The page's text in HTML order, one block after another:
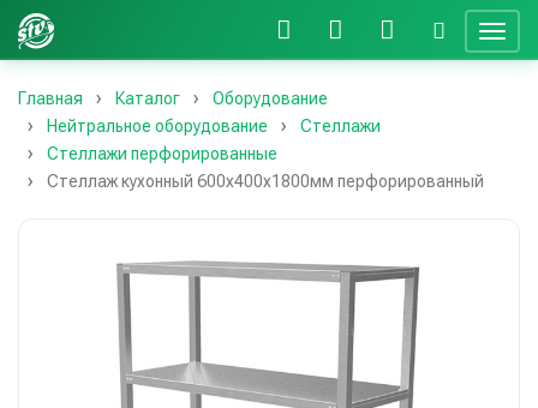
Главная Каталог
Оборудование
Нейтральное оборудование
Стеллажи
Стеллажи перфорированные
Стеллаж кухонный 600х400х1800мм перфорированный